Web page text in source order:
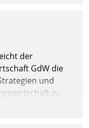
daher
GmbH den
der
GdW die
und
zu